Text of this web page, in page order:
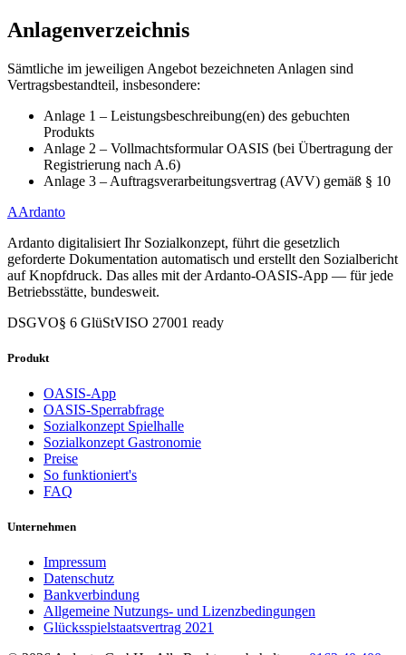
Anlagenverzeichnis
Sämtliche im jeweiligen Angebot bezeichneten Anlagen sind
Vertragsbestandteil, insbesondere:
Anlage 1 – Leistungsbeschreibung(en) des gebuchten
Produkts
Anlage 2 – Vollmachtsformular OASIS (bei Übertragung der
Registrierung nach A.6)
Anlage 3 – Auftragsverarbeitungsvertrag (AVV) gemäß § 10
AArdanto
Ardanto digitalisiert Ihr Sozialkonzept, führt die gesetzlich
geforderte Dokumentation automatisch und erstellt den Sozialbericht
auf Knopfdruck. Das alles mit der Ardanto-OASIS-App — für jede
Betriebsstätte, bundesweit.
DSGVO§ 6 GlüStVISO 27001 ready
Produkt
OASIS-App
OASIS-Sperrabfrage
Sozialkonzept Spielhalle
Sozialkonzept Gastronomie
Preise
So funktioniert's
FAQ
Unternehmen
Impressum
Datenschutz
Bankverbindung
Allgemeine Nutzungs- und Lizenzbedingungen
Glücksspielstaatsvertrag 2021